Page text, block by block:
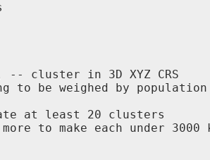
-- cluster in 3D XYZ CRS
to be weighed by population
at least 20 clusters
to make each under 3000